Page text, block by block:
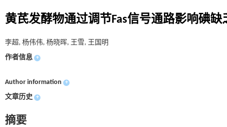
黄芪发酵物通过调节Fas信号通路影响碘
李超, 杨伟伟, 杨晓晖, 王雪, 王国明
作者信息 +
Author information +
文章历史 +
摘要